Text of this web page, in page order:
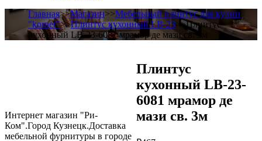
Главная>>Магазин>>Мебельный плинтус для кухни
"korner">>Плинтус кухонный LB-23 >>Плинтус
кухонный LB-23-6081 мрамор де мази св. 3м
Плинтус
кухонный LB-23-
6081 мрамор де
мази св. 3м
Интернет магазин "Ри-
Ком".Город Кузнецк.Доставка
мебельной фурнитуры в городе